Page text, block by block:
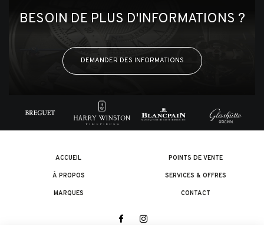
BESOIN DE PLUS D'INFORMATIONS ?
DEMANDER DES INFORMATIONS
ACCUEIL
À PROPOS
MARQUES
POINTS DE VENTE
SERVICES & OFFRES
CONTACT